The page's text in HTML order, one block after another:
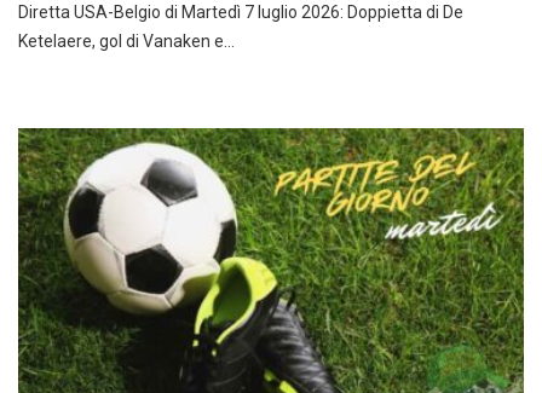
Diretta USA-Belgio di Martedì 7 luglio 2026: Doppietta di De
Ketelaere, gol di Vanaken e…